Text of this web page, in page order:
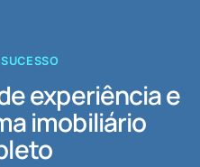
experiência e
imobiliário